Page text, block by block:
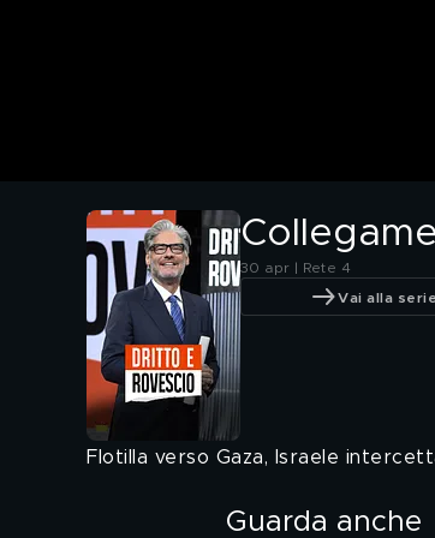
30 apr | Rete 4
Vai alla serie
Flotilla verso Gaza, Israele
Guarda anche